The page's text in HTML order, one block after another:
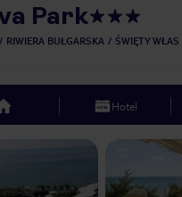
Park
RIWIERA BUŁGARSKA ŚWIĘTY WŁAS
top Hotel